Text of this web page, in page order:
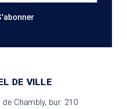
DE VILLE
Chambly, bur. 210